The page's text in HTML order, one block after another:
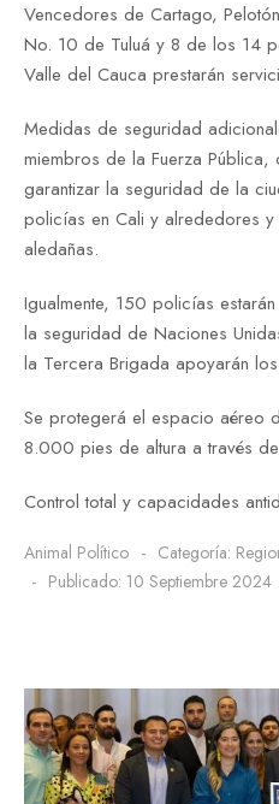
Vencedores de Cartago,
No. 10 de Tuluá y 8 de los 14
Valle del Cauca prestarán
Medidas de seguridad
miembros de la Fuerza
garantizar la seguridad de la
policías en Cali y alrededores
aledañas.
Igualmente, ⁠150 policías
la seguridad de Naciones
la Tercera Brigada apoyarán
⁠Se protegerá el espacio aéreo
8.000 pies de altura a través
Control total y capacidades
Animal Político Categoría:
Publicado: 10 Septiembre 2024